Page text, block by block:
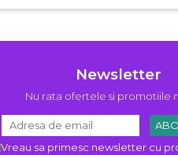
Newsletter
Nu rata ofertele si promotiile
Vreau sa primesc newsletter cu